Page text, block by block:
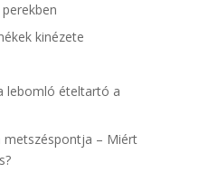
kinézete
lebomló ételtartó a
metszéspontja – Miért